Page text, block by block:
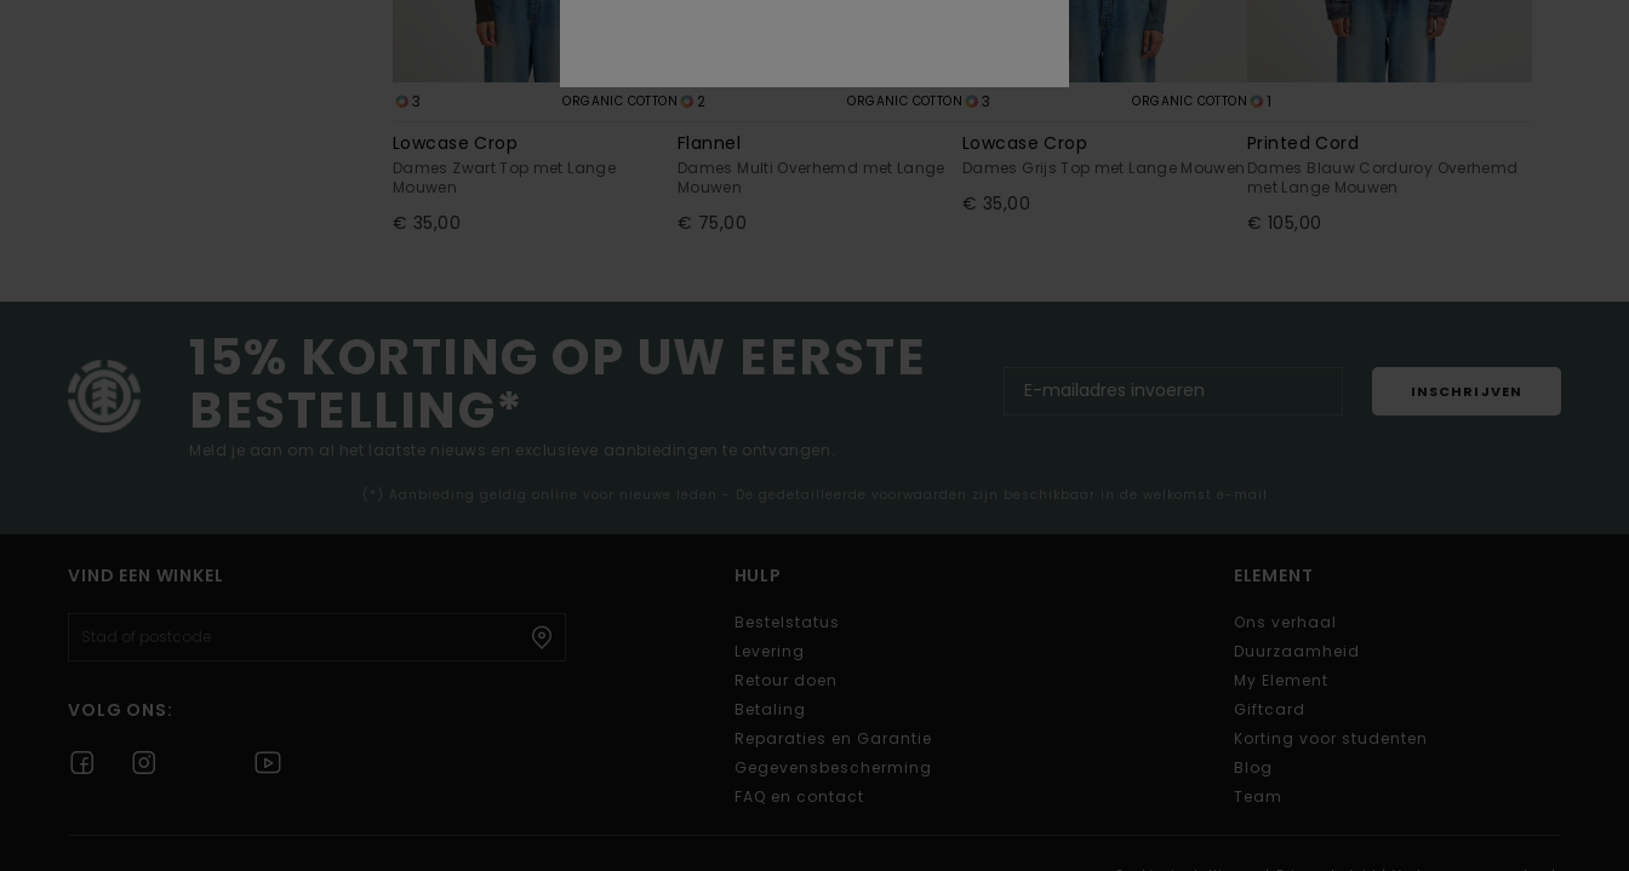
3 ORGANIC COTTON
Lowcase Crop
Dames Zwart Top met Lange
Mouwen
€ 35,00
2 ORGANIC COTTON
Flannel
Dames Multi Overhemd met Lange
Mouwen
€ 75,00
3 ORGANIC COTTON
Lowcase Crop
Dames Grijs Top met Lange Mouwen
€ 35,00
1
Printed Cord
Dames Blauw Corduroy Overhemd
met Lange Mouwen
€ 105,00
15% KORTING OP UW EERSTE
BESTELLING*
Meld je aan om al het laatste nieuws en exclusieve aanbiedingen te ontvangen.
INSCHRIJVEN
(*) Aanbieding geldig online voor nieuwe leden - De gedetailleerde voorwaarden zijn beschikbaar in de welkomst e-mail
VIND EEN WINKEL
VOLG ONS:
HULP
Bestelstatus
Levering
Retour doen
Betaling
Reparaties en Garantie
Gegevensbescherming
FAQ en contact
ELEMENT
Ons verhaal
Duurzaamheid
My Element
Giftcard
Korting voor studenten
Blog
Team